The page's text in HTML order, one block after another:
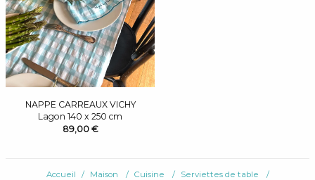
NAPPE CARREAUX VICHY
Lagon 140 x 250 cm
89,00 €
Accueil Maison Cuisine
Serviettes de table